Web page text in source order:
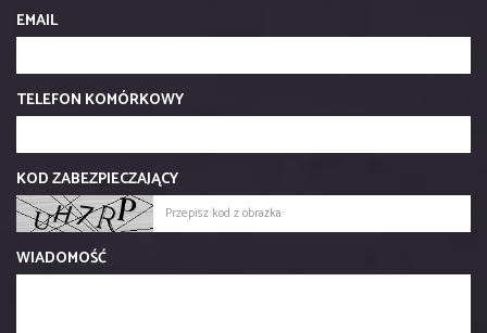
EMAIL
TELEFON KOMÓRKOWY
KOD ZABEZPIECZAJĄCY
WIADOMOŚĆ